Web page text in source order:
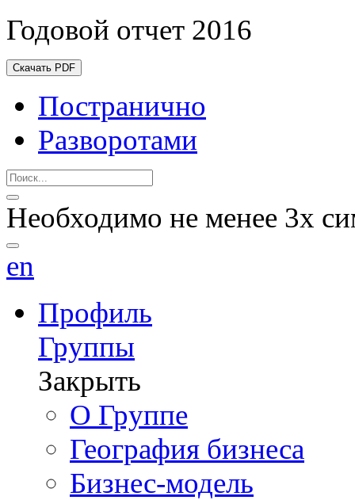
Годовой отчет 2016
Скачать PDF
Постранично
Разворотами
Необходимо не менее 3х
en
Профиль
Группы
Закрыть
О Группе
География бизнеса
Бизнес-модель